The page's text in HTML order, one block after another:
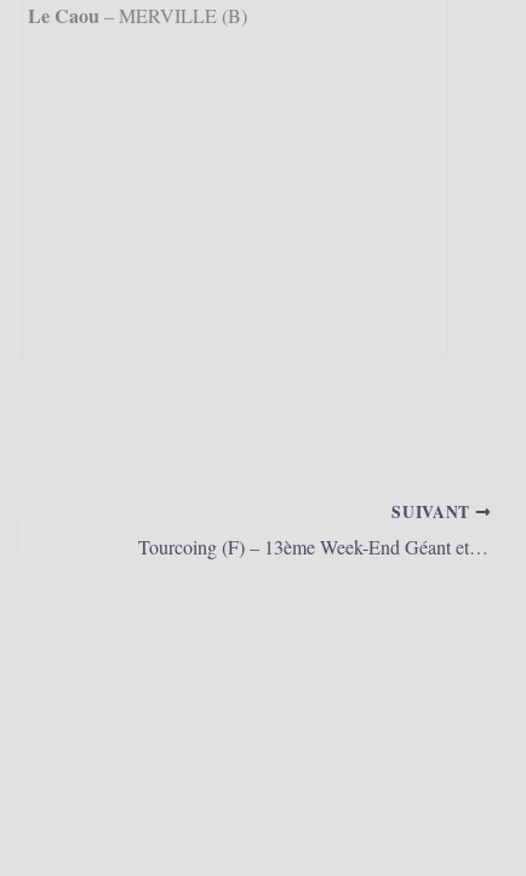
Le Caou– MERVILLE (B)
SUIVANT
Tourcoing (F) – 13ème Week-End Géant et 3ème Forum des Géants 2018 (17 et 18/03/2018)